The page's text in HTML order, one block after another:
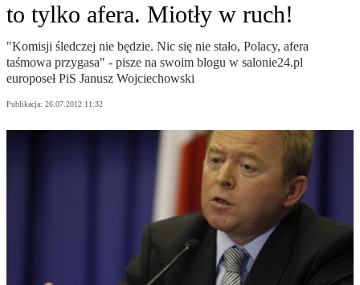
to tylko afera. Miotły w ruch!
"Komisji śledczej nie będzie. Nic się nie stało, Polacy, afera
taśmowa przygasa" - pisze na swoim blogu w salonie24.pl
europoseł PiS Janusz Wojciechowski
Publikacja: 26.07.2012 11:32